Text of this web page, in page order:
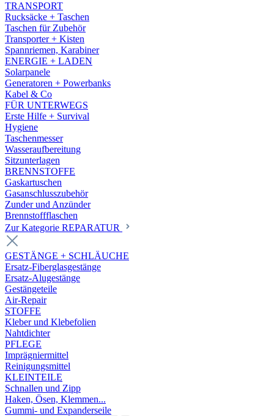
TRANSPORT
Rucksäcke + Taschen
Taschen für Zubehör
Transporter + Kisten
Spannriemen, Karabiner
ENERGIE + LADEN
Solarpanele
Generatoren + Powerbanks
Kabel & Co
FÜR UNTERWEGS
Erste Hilfe + Survival
Hygiene
Taschenmesser
Wasseraufbereitung
Sitzunterlagen
BRENNSTOFFE
Gaskartuschen
Gasanschlusszubehör
Zunder und Anzünder
Brennstoffflaschen
Zur Kategorie REPARATUR
GESTÄNGE + SCHLÄUCHE
Ersatz-Fiberglasgestänge
Ersatz-Alugestänge
Gestängeteile
Air-Repair
STOFFE
Kleber und Klebefolien
Nahtdichter
PFLEGE
Imprägniermittel
Reinigungsmittel
KLEINTEILE
Schnallen und Zipp
Haken, Ösen, Klemmen...
Gummi- und Expanderseile